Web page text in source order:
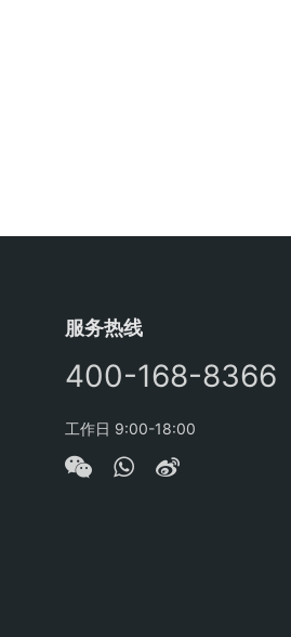
服务热线
400-168-8366
工作日 9:00-18:00